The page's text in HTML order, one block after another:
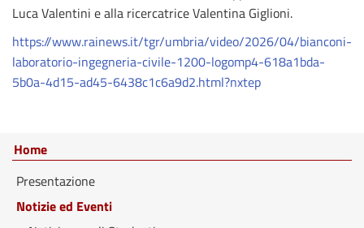
Luca Valentini e alla ricercatrice Valentina Giglioni.
https://www.rainews.it/tgr/umbria/video/2026/04/bianconi-
laboratorio-ingegneria-civile-1200-logomp4-618a1bda-
5b0a-4d15-ad45-6438c1c6a9d2.html?nxtep
Home
Presentazione
Notizie ed Eventi